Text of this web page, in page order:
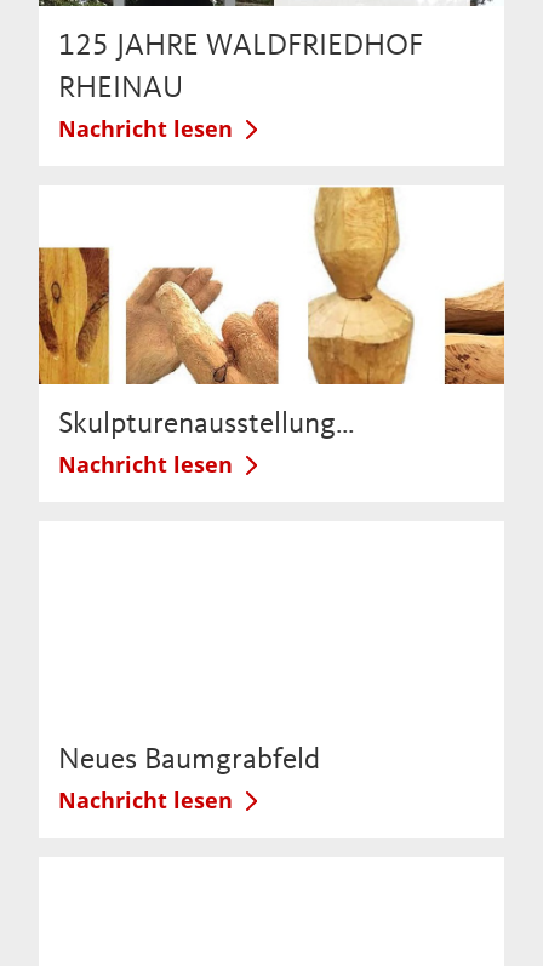
125 JAHRE WALDFRIEDHOF
RHEINAU
Nachricht lesen
Skulpturenausstellung…
Nachricht lesen
Neues Baumgrabfeld
Nachricht lesen